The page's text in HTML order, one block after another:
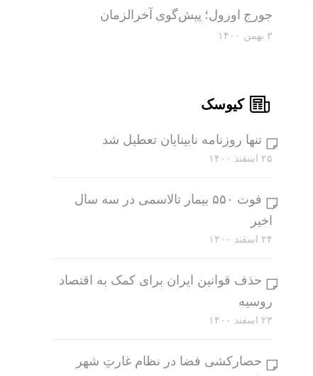
جورج اورول؛ پیش‌گوی آخرالزمان
۳ بهمن ۱۴۰۰
کیوسک
تنها روزنامه نابینایان تعطیل شد
۲۵ اسفند ۱۴۰۰
فوت ۵۵۰ بیمار تالاسمی در سه سال
اخیر
۲۴ اسفند ۱۴۰۰
حذف قوانین ایران برای کمک به اقتصاد
روسیه
۲۳ اسفند ۱۴۰۰
حصارکشی فضا در نظام غارتِ شهر